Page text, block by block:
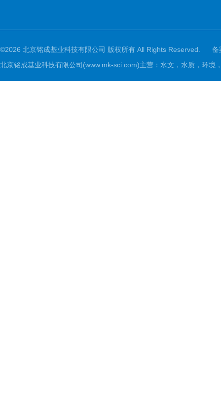
©2026 北京铭成基业科技有限公司 版权所有 All Rights Reserved.
备
北京铭成基业科技有限公司(www.mk-sci.com)主营：水文，水质，环境